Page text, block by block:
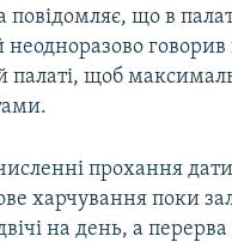
повідомляє, що в
неодноразово
палаті, щоб
прохання
харчування поки
на день, а